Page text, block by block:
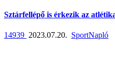
Sztárfellépő is érkezik az
14939 2023.07.20. SportNapló